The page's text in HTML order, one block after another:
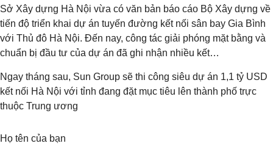
Sở Xây dựng Hà Nội vừa có văn bản báo cáo Bộ Xây dựng về
tiến độ triển khai dự án tuyến đường kết nối sân bay Gia Bình
với Thủ đô Hà Nội. Đến nay, công tác giải phóng mặt bằng và
chuẩn bị đầu tư của dự án đã ghi nhận nhiều kết…
Ngay tháng sau, Sun Group sẽ thi công siêu dự án 1,1 tỷ USD
kết nối Hà Nội với tỉnh đang đặt mục tiêu lên thành phố trực
thuộc Trung ương
Họ tên của bạn